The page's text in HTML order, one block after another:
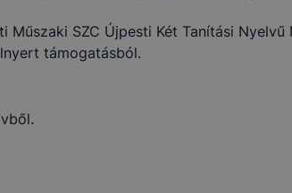
SZC Újpesti Két Tanítási
támogatásból.